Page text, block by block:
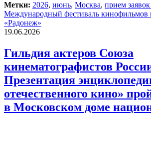
Метки: 2026, июнь, Москва, прием
Международный фестиваль кинофильмов
«Радонеж»
19.06.2026
Гильдия актеров Союза
кинематографистов
Презентация
отечественного кино»
в Московском доме